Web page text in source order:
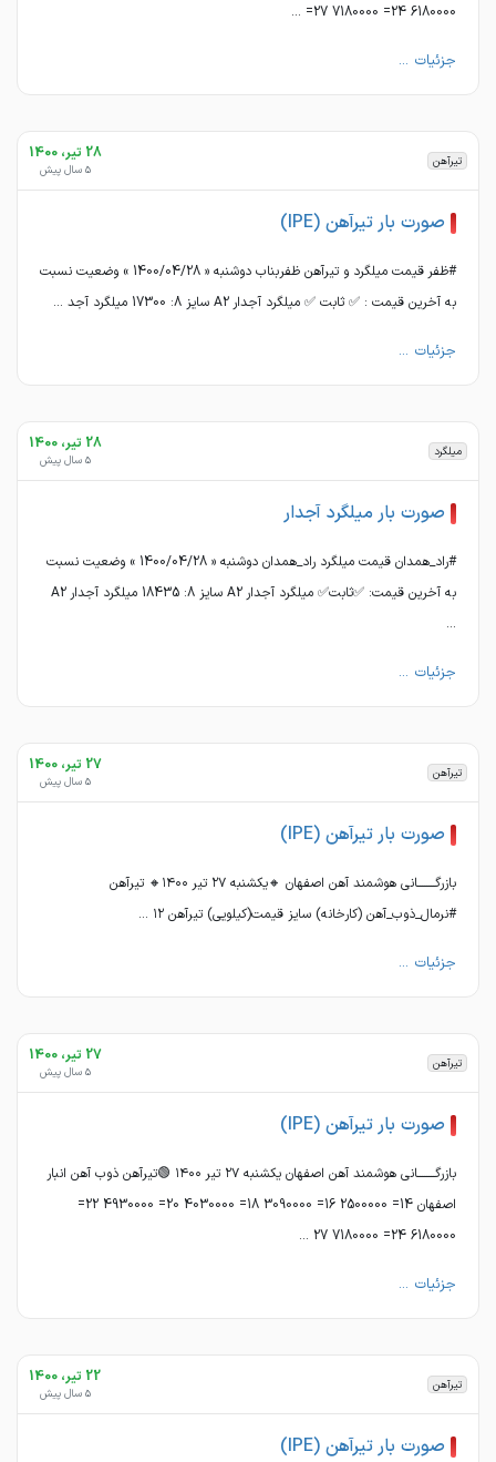
6180000 24= 7180000 27= ...
جزئیات ...
تیرآهن 28 تیر، 1400
5 سال پیش
صورت بار تیرآهن (IPE)
#ظفر قیمت میلگرد و تیرآهن ظفربناب دوشنبه « 1400/04/28 » وضعیت نسبت
به آخرین قیمت : ✅ ثابت ✅ میلگرد آجدار A2 سایز 8: 17300 میلگرد آجد ...
جزئیات ...
میلگرد 28 تیر، 1400
5 سال پیش
صورت بار میلگرد آجدار
#راد_همدان قیمت میلگرد راد_همدان دوشنبه « 1400/04/28 » وضعیت نسبت
به آخرین قیمت: ✅ثابت✅ میلگرد آجدار A2 سایز 8: 18435 میلگرد آجدار A2
...
جزئیات ...
تیرآهن 27 تیر، 1400
5 سال پیش
صورت بار تیرآهن (IPE)
بازرگــــــــانی هوشمند آهن اصفهان 🔸یکشنبه ۲۷ تیر ۱۴۰۰🔸 تیرآهن
#نرمال_ذوب_آهن (کارخانه) سایز قیمت(کیلویی) تیرآهن ۱۲ ...
جزئیات ...
تیرآهن 27 تیر، 1400
5 سال پیش
صورت بار تیرآهن (IPE)
بازرگــــــــانی هوشمند آهن اصفهان یکشنبه ٢٧ تیر ١۴٠٠ 🟢تیرآهن ذوب آهن انبار
اصفهان 14= 2500000 16= 3090000 18= 4030000 20= 4930000 22=
6180000 24= 7180000 27 ...
جزئیات ...
تیرآهن 22 تیر، 1400
5 سال پیش
صورت بار تیرآهن (IPE)